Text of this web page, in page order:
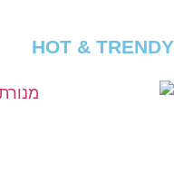
HOT & TRENDY